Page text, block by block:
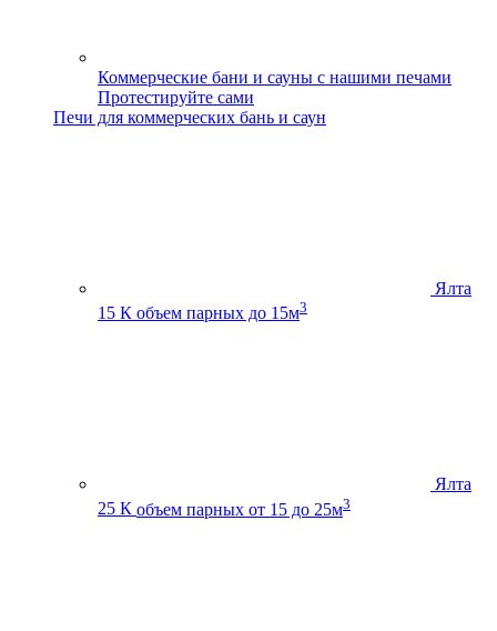
Коммерческие бани и сауны с нашими печами
Протестируйте сами
Печи для коммерческих бань и саун
Ялта
15 К объем парных до 15м3
Ялта
25 К объем парных от 15 до 25м3